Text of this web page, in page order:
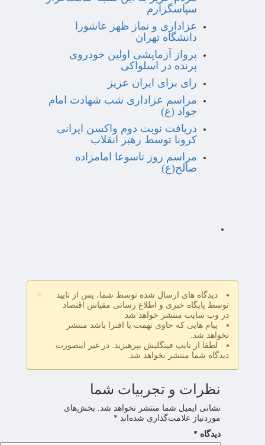
سپاسگزارم
عزاداری و نماز ظهر عاشورا
دانشگاه تهران
پرواز آزمایشی اولین خودروی
پرنده در اسلواکی
رای برای ایران عزیز
مراسم عزاداری شب شهادت امام
جواد (ع)
دریافت نوبت دوم واکسن ایرانی
کرونا توسط رهبر انقلاب
مراسم روز تاسوعا امامزاده
صالح(ع)
×
دیدگاه های ارسال شده توسط شما، پس از تایید
توسط پایگاه خبری و اطلاع رسانی مقیاس اقتصاد
در وب سایت منتشر خواهد شد
پیام هایی که حاوی تهمت یا افترا باشد منتشر
نخواهد شد.
لطفا از تایپ فینگلیش بپرهیزید. در غیر اینصورت
دیدگاه شما منتشر نخواهد شد.
نظرات و تجربیات شما
نشانی ایمیل شما منتشر نخواهد شد. بخش‌های
موردنیاز علامت‌گذاری شده‌اند *
دیدگاه *